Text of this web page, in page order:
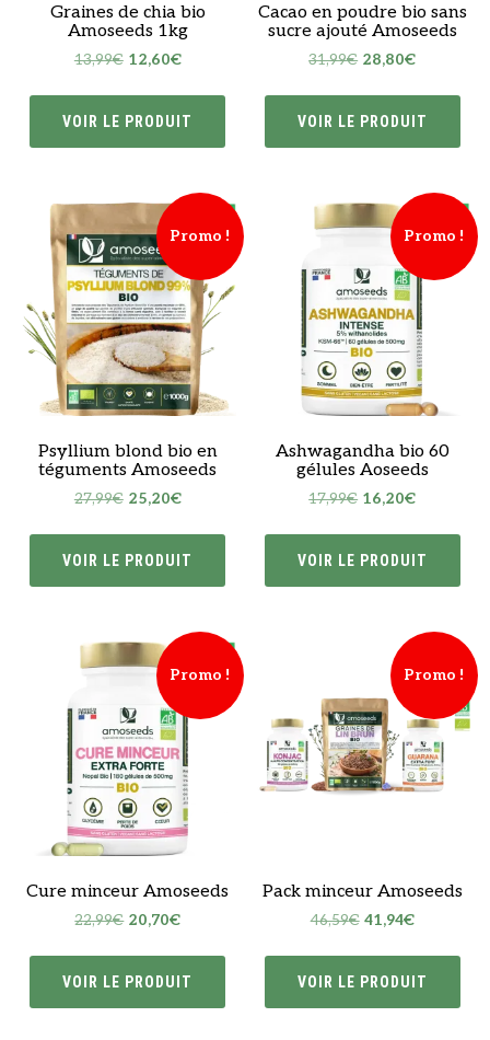
Graines de chia bio
Amoseeds 1kg
13,99€ Le
était :
13,99€.
12,60€Le
est :
12,60€.
VOIR LE PRODUIT
Cacao en poudre bio sans
sucre ajouté Amoseeds
31,99€ Le
était :
31,99€.
28,80€Le
est :
28,80€.
VOIR LE PRODUIT
Promo !
Psyllium blond bio en
téguments Amoseeds
27,99€ Le
était :
27,99€.
25,20€Le
est :
25,20€.
VOIR LE PRODUIT
Promo !
Ashwagandha bio 60
gélules Aoseeds
17,99€ Le
était :
17,99€.
16,20€Le
est :
16,20€.
VOIR LE PRODUIT
Promo !
Cure minceur Amoseeds
22,99€ Le
était :
22,99€.
20,70€Le
est :
20,70€.
VOIR LE PRODUIT
Promo !
Pack minceur Amoseeds
46,59€ Le
était :
46,59€.
41,94€Le
est :
41,94€.
VOIR LE PRODUIT